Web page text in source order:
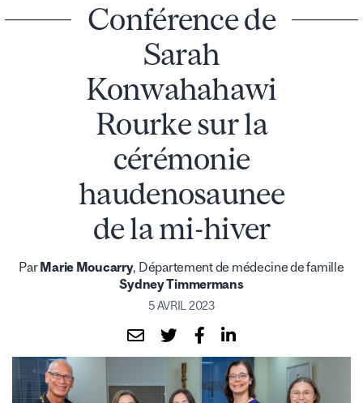
Conférence de
Sarah
Konwahahawi
Rourke sur la
cérémonie
haudenosaunee
de la mi-hiver
ParMarie Moucarry, Département de médecine de famille
Sydney Timmermans
5 AVRIL 2023